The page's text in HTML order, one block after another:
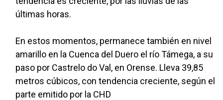
últimas horas.
En estos momentos, permanece también en nivel
amarillo en la Cuenca del Duero el río Támega, a su
paso por Castrelo do Val, en Orense. Lleva 39,85
metros cúbicos, con tendencia creciente, según el
parte emitido por la CHD